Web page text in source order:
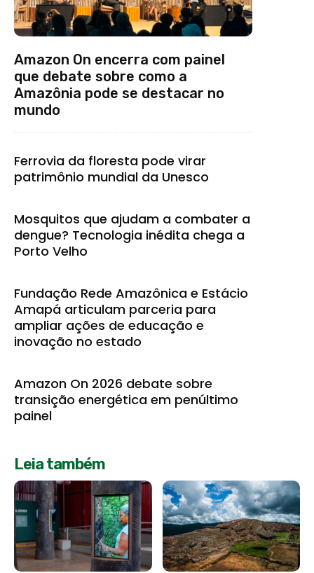
Amazon On encerra com painel
que debate sobre como a
Amazônia pode se destacar no
mundo
Ferrovia da floresta pode virar
patrimônio mundial da Unesco
Mosquitos que ajudam a combater a
dengue? Tecnologia inédita chega a
Porto Velho
Fundação Rede Amazônica e Estácio
Amapá articulam parceria para
ampliar ações de educação e
inovação no estado
Amazon On 2026 debate sobre
transição energética em penúltimo
painel
Leia também